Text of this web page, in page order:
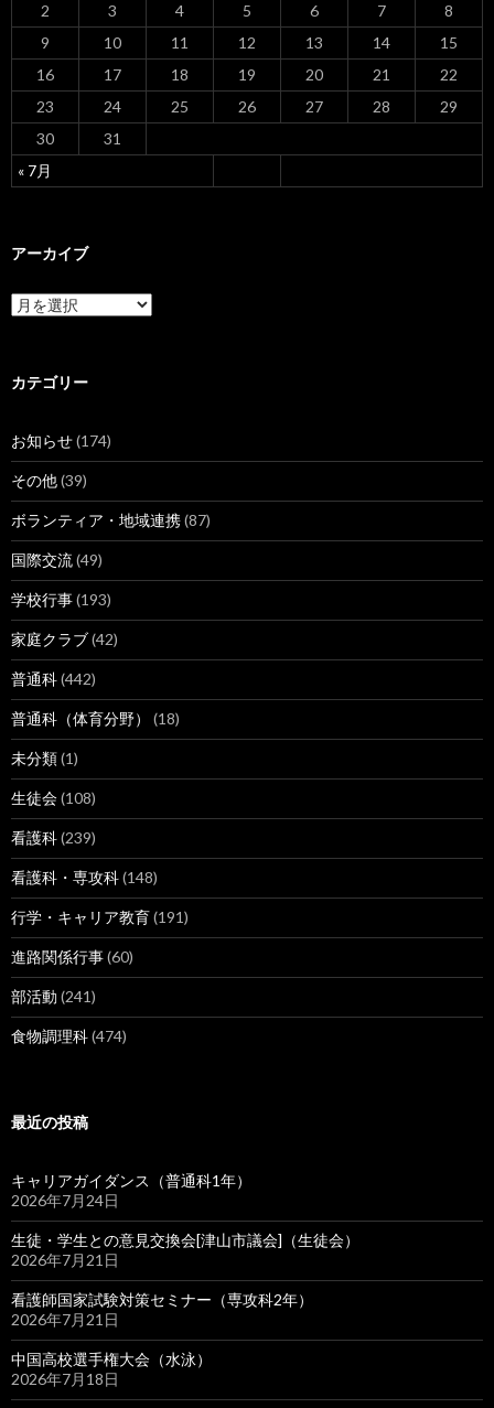
« 7月
2 3 4 5 6 7
8
9
10 11 12 13 14
15
16
17 18 19 20 21
22
23
24 25 26 27 28
29
30
31
アーカイブ
ア
ー
ブ
カテゴリー
お知らせ(174)
その他(39)
ボランティア・地域連携(87)
国際交流(49)
学校行事(193)
家庭クラブ(42)
普通科(442)
普通科（体育分野） (18)
未分類(1)
生徒会(108)
看護科(239)
看護科・専攻科(148)
行学・キャリア教育(191)
進路関係行事(60)
部活動 (241)
食物調理科(474)
最近の投稿
キャリアガイダンス（普通科1年）
2026年7月24日
生徒・学生との意見交換会[津山市議会]（生徒会）
2026年7月21日
看護師国家試験対策セミナー（専攻科2年）
2026年7月21日
中国高校選手権大会（水泳）
2026年7月18日